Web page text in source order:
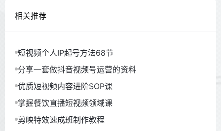
相关推荐
短视频个人IP起号方法68节
分享一套做抖音视频号运营的资料
优质短视频内容进阶SOP课
掌握餐饮直播短视频领域课
剪映特效速成班制作教程